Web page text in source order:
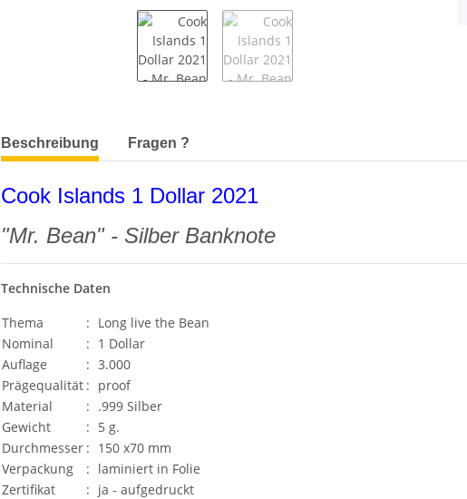
weitere Registerkarten anzeigen
Beschreibung Fragen ?
Cook Islands 1 Dollar 2021
"Mr. Bean" - Silber Banknote
Technische Daten
Thema
: Long live the Bean
Nominal
: 1 Dollar
Auflage
: 3.000
Prägequalität : proof
Material
: .999 Silber
Gewicht
: 5 g.
Durchmesser : 150 x70 mm
Verpackung
: laminiert in Folie
Zertifikat
: ja - aufgedruckt